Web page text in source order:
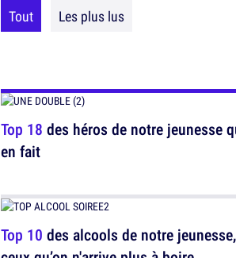
Tout Les plus lus
Top 18 des héros de notre jeunesse
en fait
Top 10 des alcools de notre jeunesse,